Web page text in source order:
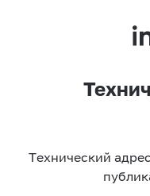
Технический